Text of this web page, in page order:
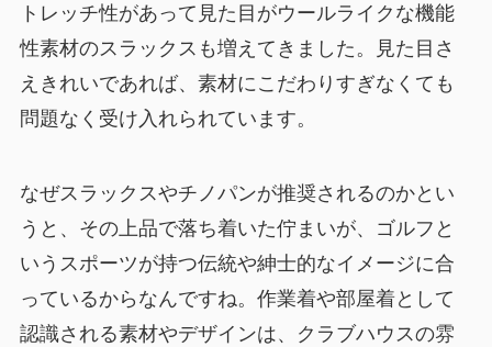
トレッチ性があって見た目がウールライクな機能
性素材のスラックスも増えてきました。見た目さ
えきれいであれば、素材にこだわりすぎなくても
問題なく受け入れられています。
なぜスラックスやチノパンが推奨されるのかとい
うと、その上品で落ち着いた佇まいが、ゴルフと
いうスポーツが持つ伝統や紳士的なイメージに合
っているからなんですね。作業着や部屋着として
認識される素材やデザインは、クラブハウスの雰